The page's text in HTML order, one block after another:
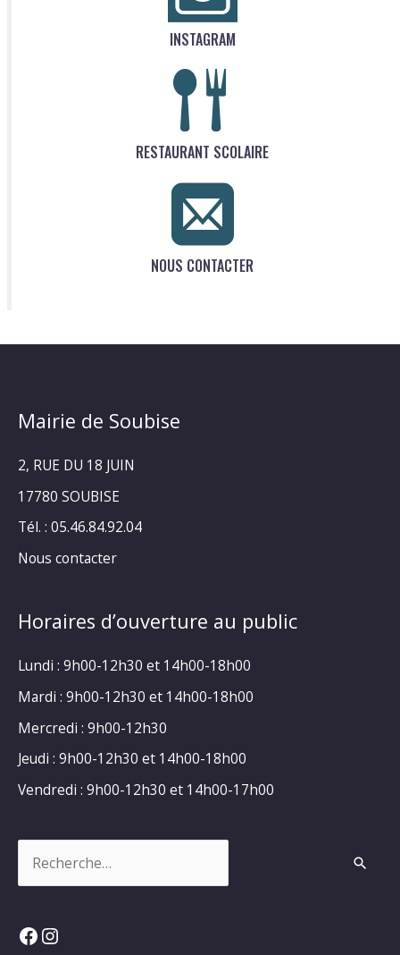
INSTAGRAM
RESTAURANT SCOLAIRE
NOUS CONTACTER
Mairie de Soubise
2, RUE DU 18 JUIN
17780 SOUBISE
Tél. : 05.46.84.92.04
Nous contacter
Horaires d’ouverture au public
Lundi : 9h00-12h30 et 14h00-18h00
Mardi : 9h00-12h30 et 14h00-18h00
Mercredi : 9h00-12h30
Jeudi : 9h00-12h30 et 14h00-18h00
Vendredi : 9h00-12h30 et 14h00-17h00
Facebook
Instagram